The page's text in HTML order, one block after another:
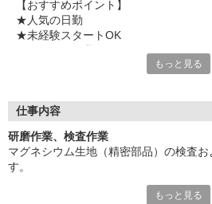
【おすすめポイント】
★人気の日勤
★未経験スタートOK
★当社のスタッフさんが活躍中の職場
気になることやご質問はお問い合わせ
ご応募心よりお待ちしております（・
もっと見る
仕事内容
研磨作業、検査作業
マグネシウム生地（精密部品）の検査
す。
軽金属のため重量物ではありません。
もっと見る